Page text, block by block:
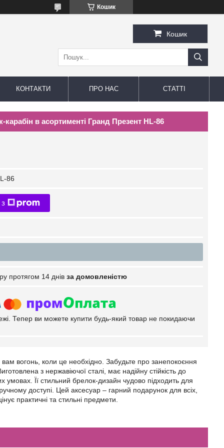
Кошик
Кошик
КОНТАКТИ ПРО НАС СТАТТІ
в асортименті Гранд Презент HL-86
86
протягом 14 днів за домовленістю
Тепер ви можете купити будь-який товар не покидаючи
вогонь, коли це необхідно. Забудьте про занепокоєння
з нержавіючої сталі, має надійну стійкість до
умовах. Її стильний брелок-дизайн чудово підходить для
доступі. Цей аксесуар – гарний подарунок для всіх,
практичні та стильні предмети.